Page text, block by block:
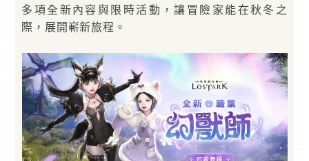
多項全新內容與限時活動，讓冒險家能在秋冬之
際，展開嶄新旅程。